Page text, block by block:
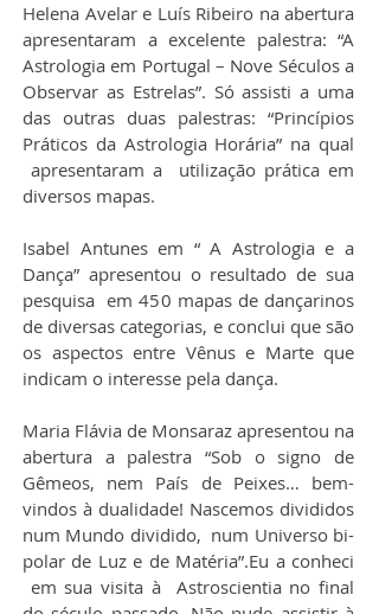
Helena Avelar e Luís Ribeiro na abertura
apresentaram a excelente palestra: “A
Astrologia em Portugal – Nove Séculos a
Observar as Estrelas”. Só assisti a uma
das outras duas palestras: “Princípios
Práticos da Astrologia Horária” na qual
apresentaram a  utilização prática em
diversos mapas.
Isabel Antunes em “ A Astrologia e a
Dança” apresentou o resultado de sua
pesquisa  em 450 mapas de dançarinos
de diversas categorias, e conclui que são
os aspectos entre Vênus e Marte que
indicam o interesse pela dança.
Maria Flávia de Monsaraz apresentou na
abertura a palestra “Sob o signo de
Gêmeos, nem País de Peixes… bem-
vindos à dualidade! Nascemos divididos
num Mundo dividido,  num Universo bi-
polar de Luz e de Matéria”.Eu a conheci
em sua visita à  Astroscientia no final